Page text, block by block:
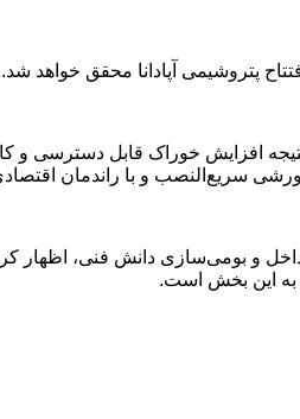
پتروشیمی آپادانا محقق خواهد شد.
افزایش خوراک قابل
سریع‌النصب و با راندمان